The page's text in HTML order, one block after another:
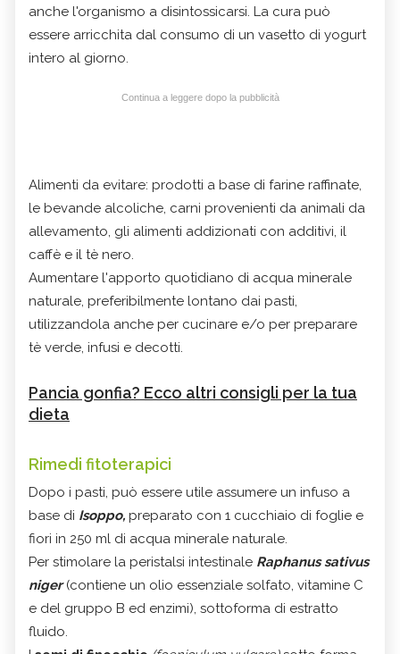
anche l'organismo a disintossicarsi. La cura può
essere arricchita dal consumo di un vasetto di yogurt
intero al giorno.
Continua a leggere dopo la pubblicità
Alimenti da evitare: prodotti a base di farine raffinate,
le bevande alcoliche, carni provenienti da animali da
allevamento, gli alimenti addizionati con additivi, il
caffè e il tè nero.
Aumentare l'apporto quotidiano di acqua minerale
naturale, preferibilmente lontano dai pasti,
utilizzandola anche per cucinare e/o per preparare
tè verde, infusi e decotti.
Pancia gonfia? Ecco altri consigli per la tua
dieta
Rimedi fitoterapici
Dopo i pasti, può essere utile assumere un infuso a
base di Isoppo, preparato con 1 cucchiaio di foglie e
fiori in 250 ml di acqua minerale naturale.
Per stimolare la peristalsi intestinale Raphanus sativus
niger (contiene un olio essenziale solfato, vitamine C
e del gruppo B ed enzimi), sottoforma di estratto
fluido.